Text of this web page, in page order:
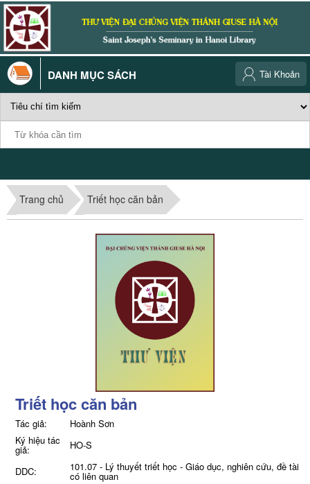
DANH MỤC SÁCH Tài Khoản
Trang chủ Triết học căn bản
Triết học căn bản
Tác giả:
Hoành Sơn
Ký hiệu tác
giả:
HO-S
DDC:
101.07 - Lý thuyết triết học - Giáo dục, nghiên cứu, đề tài
có liên quan